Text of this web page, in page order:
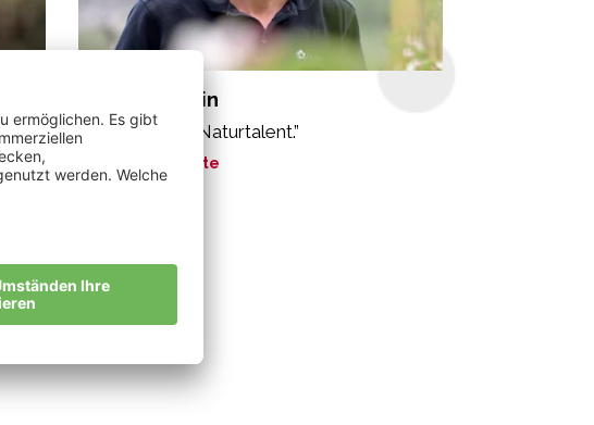
Pinzger Martin
“Die Äpfel. Ein Naturtalent.”
Meine Geschichte